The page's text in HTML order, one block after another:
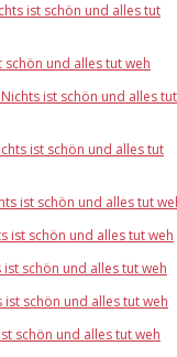
ist schön und alles tut
schön und alles tut weh
Nichts ist schön und alles tut
ist schön und alles tut
ist schön und alles tut
ist schön und alles tut weh
ist schön und alles tut weh
ist schön und alles tut weh
schön und alles tut weh